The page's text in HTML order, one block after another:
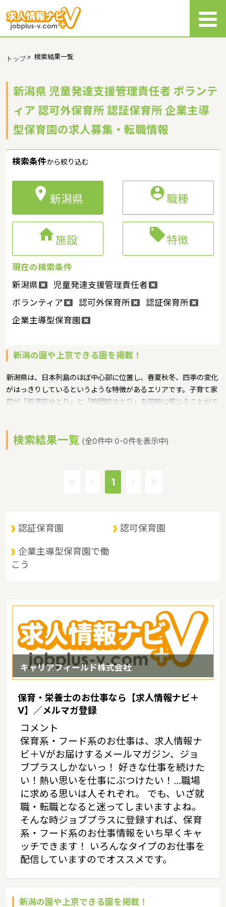
トップ> 検索結果一覧
新潟県 児童発達支援管理責任者 ボランテ
ィア 認可外保育所 認証保育所 企業主導
型保育園の求人募集・転職情報
検索条件から絞り込む
 新潟県 職種
施設 特徴
現在の検索条件
新潟県
児童発達支援管理責任者
ボランティア
認可外保育所
認証保育所
企業主導型保育園
新潟の園や上京できる園を掲載！
新潟県は、日本列島のほぼ中心部に位置し、春夏秋冬、四季の変化
がはっきりしているというような特徴があるエリアです。子育て家
庭が「経済的ゆとり」と「時間的ゆとり」を同時に感じることがで
心して子どもを産み育てることや子育てに夢や喜びを感じることが
できるというような保育に関する取り組みを行っています。新潟県
倍率が1.92となっています。（2017年10月現在）新潟県の市町村
検索結果一覧 (全0件中 0-0件を表示中)
1
認証保育園 認可保育園
企業主導型保育園で働
こう
キャリアフィールド株式会社
保育・栄養士のお仕事なら【求人情報ナビ＋
V】／メルマガ登録
コメント
保育系・フード系のお仕事は、求人情報ナ
ビ＋Vがお届けするメールマガジン、ジョ
ブプラスしかないっ！ 好きな仕事を続けた
い！熱い思いを仕事にぶつけたい！…職場
に求める思いは人それぞれ。 でも、いざ就
職・転職となると迷ってしまいますよね。
そんな時ジョブプラスに登録すれば、保育
系・フード系のお仕事情報をいち早くキャ
ッチできます！ いろんなタイプのお仕事を
配信していますのでオススメです。
新潟の園や上京できる園を掲載！